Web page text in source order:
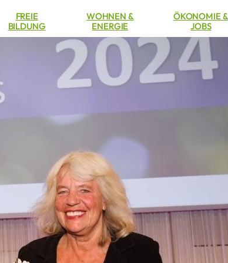
FREIE
BILDUNG
WOHNEN &
ENERGIE
ÖKONOMIE &
JOBS